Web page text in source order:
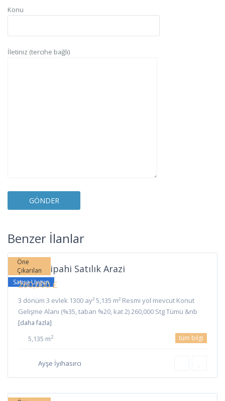
Konu
İletiniz (tercihe bağlı)
Benzer İlanlar
İskele
Öne
Çıkarılan
Satışa Uygun
İskele Sipahi Satılık Arazi
260,000 £
3 dönüm 3 evlek 1300 ay² 5,135 m² Resmi yol mevcut Konut
Gelişme Alanı (%35, taban %20, kat 2) 260,000 Stg Tümü &nb
[daha fazla]
5,135 m2 tüm bilgi
Ayşe İyihasırcı